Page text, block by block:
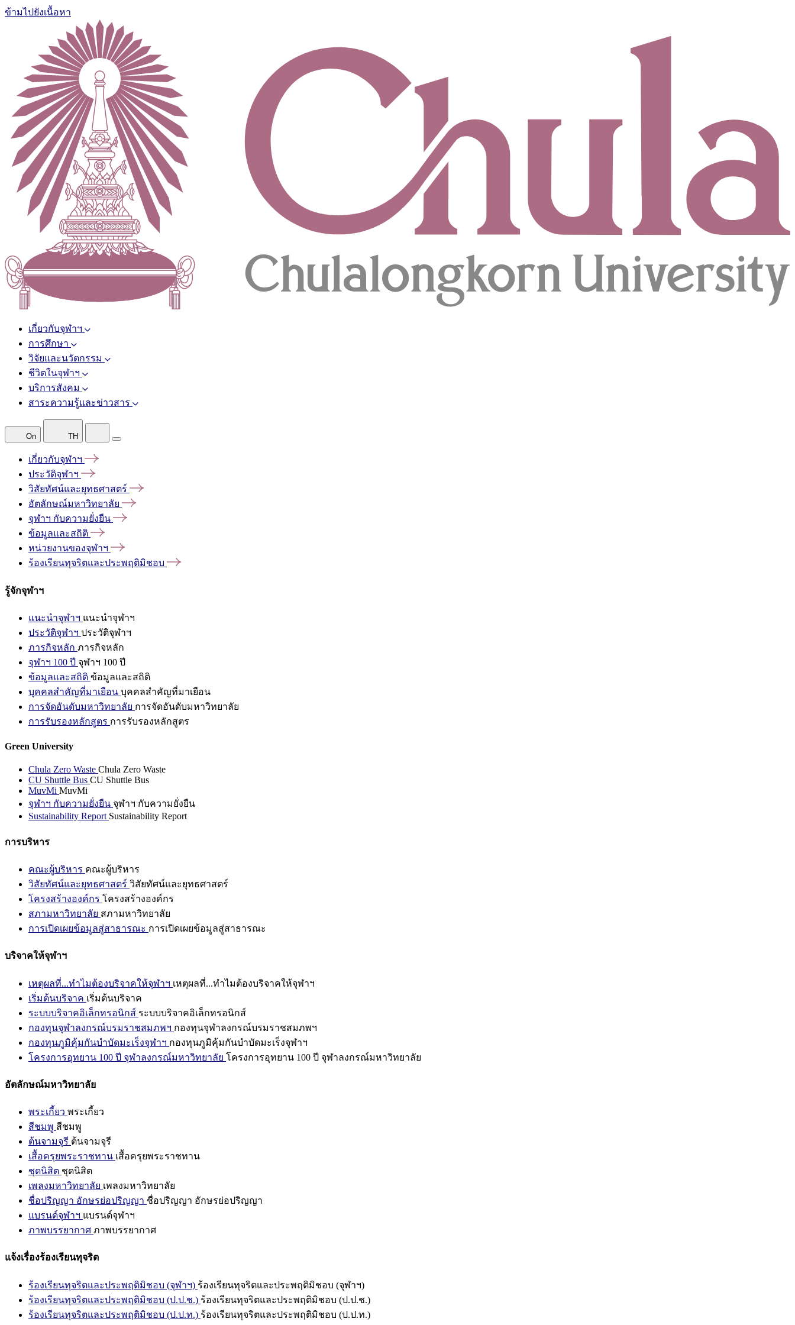
ข้ามไปยังเนื้อหา
เกี่ยวกับจุฬาฯ
การศึกษา
วิจัยและนวัตกรรม
ชีวิตในจุฬาฯ
บริการสังคม
สาระความรู้และข่าวสาร
On TH
เกี่ยวกับจุฬาฯ
ประวัติจุฬาฯ
วิสัยทัศน์และยุทธศาสตร์
อัตลักษณ์มหาวิทยาลัย
จุฬาฯ กับความยั่งยืน
ข้อมูลและสถิติ
หน่วยงานของจุฬาฯ
ร้องเรียนทุจริตและประพฤติมิชอบ
รู้จักจุฬาฯ
แนะนำจุฬาฯ แนะนำจุฬาฯ
ประวัติจุฬาฯ ประวัติจุฬาฯ
ภารกิจหลัก ภารกิจหลัก
จุฬาฯ 100 ปี จุฬาฯ 100 ปี
ข้อมูลและสถิติ ข้อมูลและสถิติ
บุคคลสำคัญที่มาเยือน บุคคลสำคัญที่มาเยือน
การจัดอันดับมหาวิทยาลัย การจัดอันดับมหาวิทยาลัย
การรับรองหลักสูตร การรับรองหลักสูตร
Green University
Chula Zero Waste Chula Zero Waste
CU Shuttle Bus CU Shuttle Bus
MuvMi MuvMi
จุฬาฯ กับความยั่งยืน จุฬาฯ กับความยั่งยืน
Sustainability Report Sustainability Report
การบริหาร
คณะผู้บริหาร คณะผู้บริหาร
วิสัยทัศน์และยุทธศาสตร์ วิสัยทัศน์และยุทธศาสตร์
โครงสร้างองค์กร โครงสร้างองค์กร
สภามหาวิทยาลัย สภามหาวิทยาลัย
การเปิดเผยข้อมูลสู่สาธารณะ การเปิดเผยข้อมูลสู่สาธารณะ
บริจาคให้จุฬาฯ
เหตุผลที่...ทำไมต้องบริจาคให้จุฬาฯ เหตุผลที่...ทำไมต้องบริจาคให้จุฬาฯ
เริ่มต้นบริจาค เริ่มต้นบริจาค
ระบบบริจาคอิเล็กทรอนิกส์ ระบบบริจาคอิเล็กทรอนิกส์
กองทุนจุฬาลงกรณ์บรมราชสมภพฯ กองทุนจุฬาลงกรณ์บรมราชสมภพฯ
กองทุนภูมิคุ้มกันบำบัดมะเร็งจุฬาฯ กองทุนภูมิคุ้มกันบำบัดมะเร็งจุฬาฯ
โครงการอุทยาน 100 ปี จุฬาลงกรณ์มหาวิทยาลัย โครงการอุทยาน 100 ปี จุฬาลงกรณ์มหาวิทยาลัย
อัตลักษณ์มหาวิทยาลัย
พระเกี้ยว พระเกี้ยว
สีชมพู สีชมพู
ต้นจามจุรี ต้นจามจุรี
เสื้อครุยพระราชทาน เสื้อครุยพระราชทาน
ชุดนิสิต ชุดนิสิต
เพลงมหาวิทยาลัย เพลงมหาวิทยาลัย
ชื่อปริญญา อักษรย่อปริญญา ชื่อปริญญา อักษรย่อปริญญา
แบรนด์จุฬาฯ แบรนด์จุฬาฯ
ภาพบรรยากาศ ภาพบรรยากาศ
แจ้งเรื่องร้องเรียนทุจริต
ร้องเรียนทุจริตและประพฤติมิชอบ (จุฬาฯ) ร้องเรียนทุจริตและประพฤติมิชอบ (จุฬาฯ)
ร้องเรียนทุจริตและประพฤติมิชอบ (ป.ป.ช.) ร้องเรียนทุจริตและประพฤติมิชอบ (ป.ป.ช.)
ร้องเรียนทุจริตและประพฤติมิชอบ (ป.ป.ท.) ร้องเรียนทุจริตและประพฤติมิชอบ (ป.ป.ท.)